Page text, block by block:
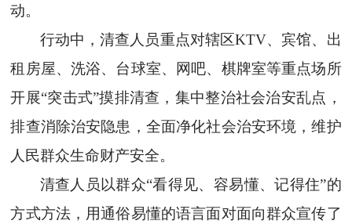
动。
行动中，清查人员重点对辖区KTV、宾馆、出
租房屋、洗浴、台球室、网吧、棋牌室等重点场所
开展“突击式”摸排清查，集中整治社会治安乱点，
排查消除治安隐患，全面净化社会治安环境，维护
人民群众生命财产安全。
清查人员以群众“看得见、容易懂、记得住”的
方式方法，用通俗易懂的语言面对面向群众宣传了